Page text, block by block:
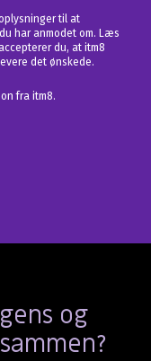
til at
har anmodet om. Læs
du, at itm8
det ønskede.
fra itm8.
og